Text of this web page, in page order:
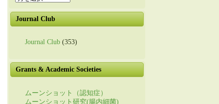
News
Journal Club
Journal Club (353)
Grants & Academic Societies
ムーンショット（認知症）
ムーンショット研究(腸内細菌)